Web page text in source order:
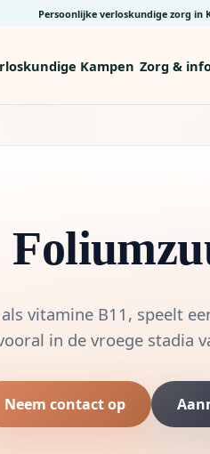
Persoonlijke verloskundige zorg in
Kampen Zorg &
vitamine B11, speelt
in de vroege stadia
Neem contact op